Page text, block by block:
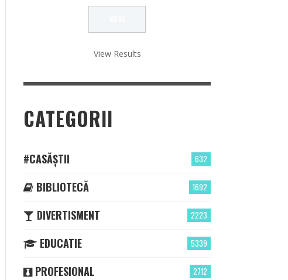
View Results
CATEGORII
632
#CASĂȘTII
1692
BIBLIOTECĂ
2223
DIVERTISMENT
5339
EDUCATIE
2712
PROFESIONAL